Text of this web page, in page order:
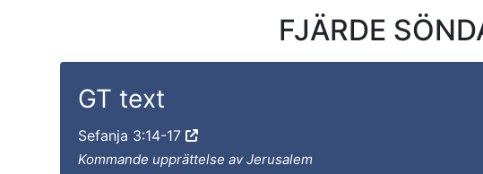
FJÄRDE
GT text
Sefanja 3:14-17
Kommande upprättelse av Jerusalem